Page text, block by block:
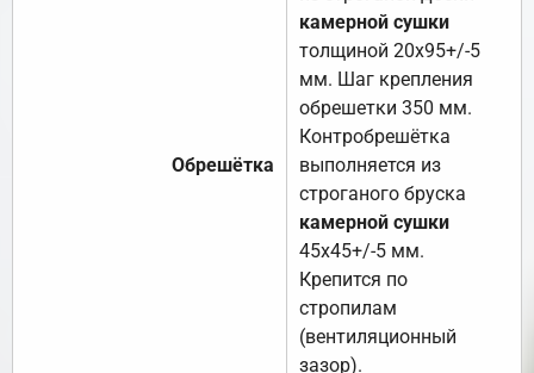
Обрешётка
камерной сушки
толщиной 20х95+/-5
мм. Шаг крепления
обрешетки 350 мм.
Контробрешётка
выполняется из
строганого бруска
камерной сушки
45х45+/-5 мм.
Крепится по
стропилам
(вентиляционный
зазор).